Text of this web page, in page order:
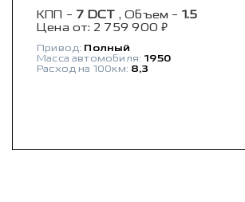
КПП - 7 DCT , Объем - 1.5
Цена от: 2 759 900₽
Привод: Полный
Масса автомобиля: 1950
Расход на 100км: 8,3